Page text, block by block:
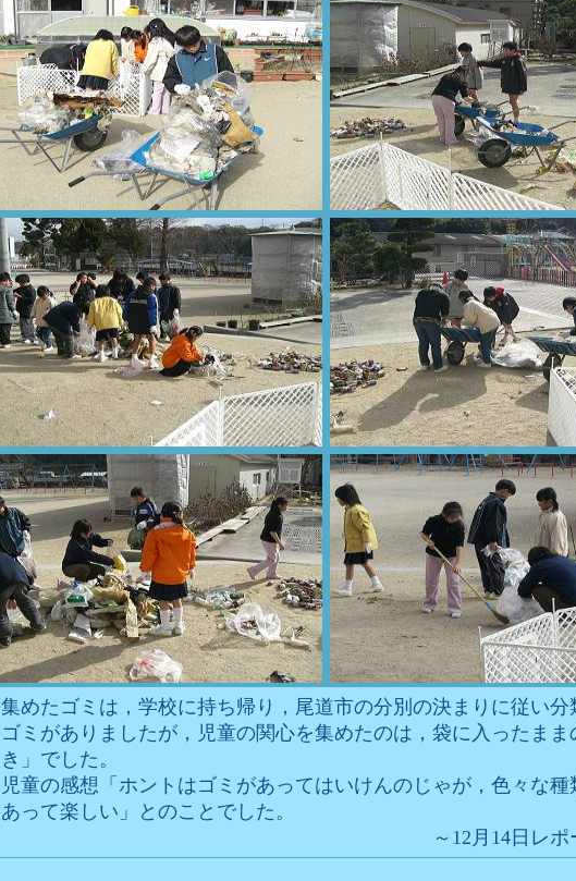
集めたゴミは，学校に持ち帰り，尾道市の分別の決まりに従い分
ゴミがありましたが，児童の関心を集めたのは，袋に入ったまま
き」でした。
児童の感想「ホントはゴミがあってはいけんのじゃが，色々な種
あって楽しい」とのことでした。
～12月14日レポ